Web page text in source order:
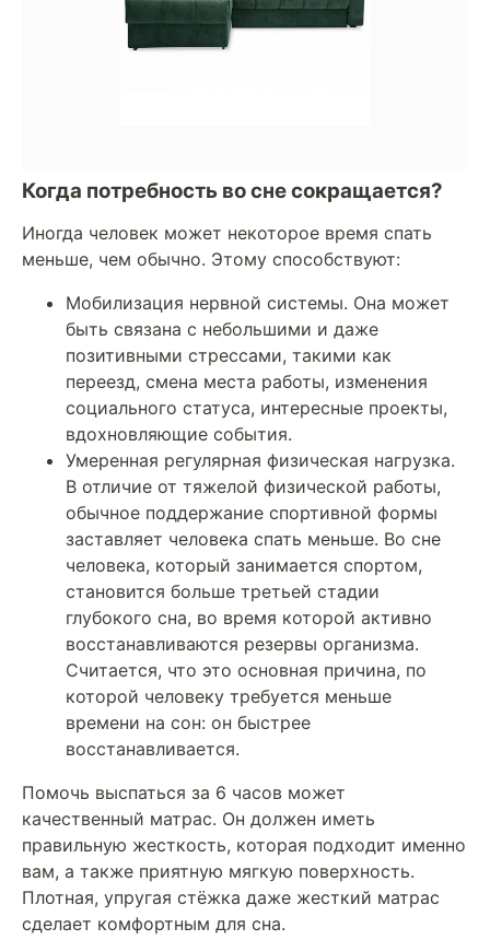
Когда потребность во сне сокращается?
Иногда человек может некоторое время спать
меньше, чем обычно. Этому способствуют:
Мобилизация нервной системы. Она может
быть связана с небольшими и даже
позитивными стрессами, такими как
переезд, смена места работы, изменения
социального статуса, интересные проекты,
вдохновляющие события.
Умеренная регулярная физическая нагрузка.
В отличие от тяжелой физической работы,
обычное поддержание спортивной формы
заставляет человека спать меньше. Во сне
человека, который занимается спортом,
становится больше третьей стадии
глубокого сна, во время которой активно
восстанавливаются резервы организма.
Считается, что это основная причина, по
которой человеку требуется меньше
времени на сон: он быстрее
восстанавливается.
Помочь выспаться за 6 часов может
качественный матрас. Он должен иметь
правильную жесткость, которая подходит именно
вам, а также приятную мягкую поверхность.
Плотная, упругая стёжка даже жесткий матрас
сделает комфортным для сна.